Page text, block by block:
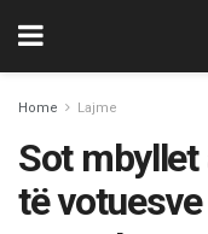
Home Lajme
Sot
të